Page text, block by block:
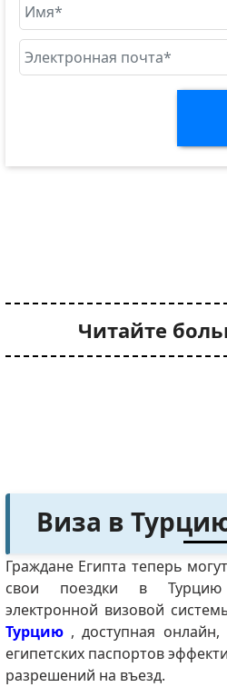
Читайте
Виза в
Граждане Египта теперь
свои поездки в Турцию
электронной визовой
Турцию, доступная онлайн,
египетских паспортов
разрешений на въезд.